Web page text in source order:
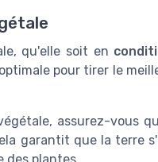
qu'elle soit en
pour tirer le
assurez-vous
garantit que la terre